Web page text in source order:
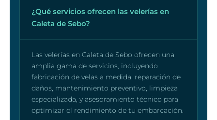
¿Qué servicios ofrecen las velerías en
Caleta de Sebo?
Las velerías en Caleta de Sebo ofrecen una
amplia gama de servicios, incluyendo
fabricación de velas a medida, reparación de
daños, mantenimiento preventivo, limpieza
especializada, y asesoramiento técnico para
optimizar el rendimiento de tu embarcación.